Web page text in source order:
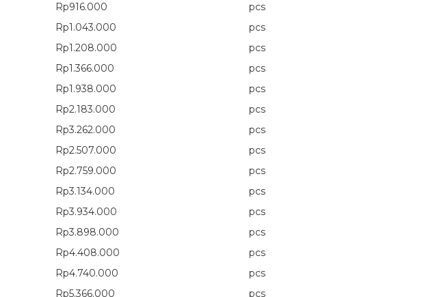
Rp916.000
pcs
Rp1.043.000
pcs
Rp1.208.000
pcs
Rp1.366.000
pcs
Rp1.938.000
pcs
Rp2.183.000
pcs
Rp3.262.000
pcs
Rp2.507.000
pcs
Rp2.759.000
pcs
Rp3.134.000
pcs
Rp3.934.000
pcs
Rp3.898.000
pcs
Rp4.408.000
pcs
Rp4.740.000
pcs
Rp5.366.000 pcs